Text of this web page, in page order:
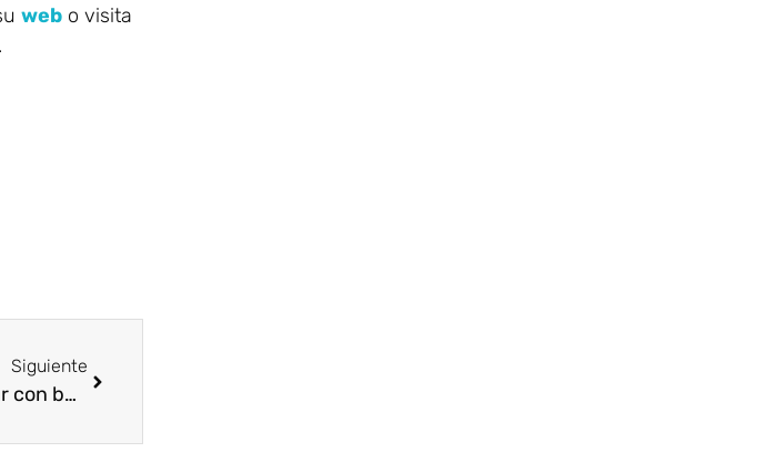
web o visita
.
Siguiente
Gravity Wave: economía circular con basura marina